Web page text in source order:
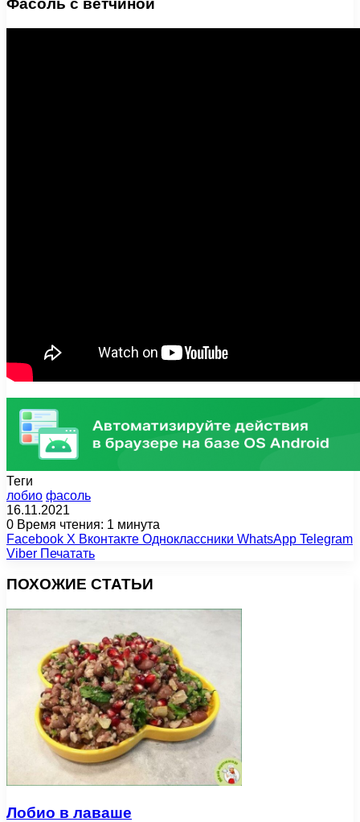
Фасоль с ветчиной
Теги
лобио фасоль
16.11.2021
0 Время чтения: 1 минута
Facebook X Вконтакте Одноклассники WhatsApp Telegram
Viber Печатать
ПОХОЖИЕ СТАТЬИ
Лобио в лаваше